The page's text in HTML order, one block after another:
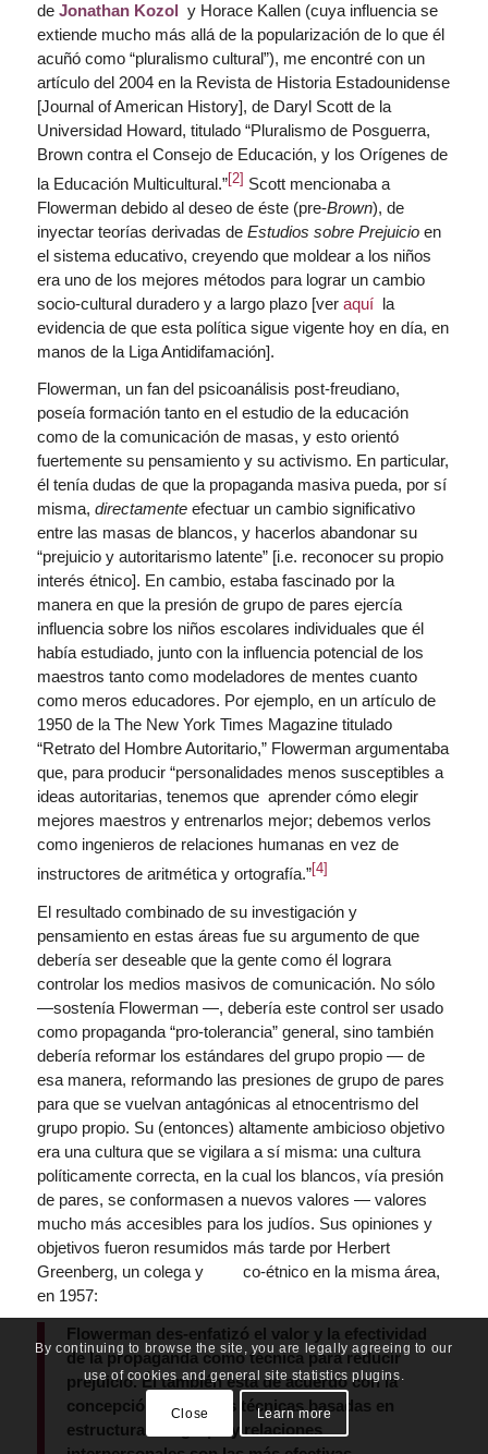
de Jonathan Kozol y Horace Kallen (cuya influencia se
extiende mucho más allá de la popularización de lo que él
acuñó como “pluralismo cultural”), me encontré con un
artículo del 2004 en la Revista de Historia Estadounidense
[Journal of American History], de Daryl Scott de la
Universidad Howard, titulado “Pluralismo de Posguerra,
Brown contra el Consejo de Educación, y los Orígenes de
la Educación Multicultural.”[2] Scott mencionaba a
Flowerman debido al deseo de éste (pre-Brown), de
inyectar teorías derivadas de Estudios sobre Prejuicioen
el sistema educativo, creyendo que moldear a los niños
era uno de los mejores métodos para lograr un cambio
socio-cultural duradero y a largo plazo [ver aquíla
evidencia de que esta política sigue vigente hoy en día, en
manos de la Liga Antidifamación].
Flowerman, un fan del psicoanálisis post-freudiano,
poseía formación tanto en el estudio de la educación
como de la comunicación de masas, y esto orientó
fuertemente su pensamiento y su activismo. En particular,
él tenía dudas de que la propaganda masiva pueda, por sí
misma, directamenteefectuar un cambio significativo
entre las masas de blancos, y hacerlos abandonar su
“prejuicio y autoritarismo latente” [i.e. reconocer su propio
interés étnico]. En cambio, estaba fascinado por la
manera en que la presión de grupo de pares ejercía
influencia sobre los niños escolares individuales que él
había estudiado, junto con la influencia potencial de los
maestros tanto como modeladores de mentes cuanto
como meros educadores. Por ejemplo, en un artículo de
1950 de la The New York Times Magazine titulado
“Retrato del Hombre Autoritario,” Flowerman argumentaba
que, para producir “personalidades menos susceptibles a
ideas autoritarias, tenemos que aprender cómo elegir
mejores maestros y entrenarlos mejor; debemos verlos
como ingenieros de relaciones humanas en vez de
instructores de aritmética y ortografía.”[4]
El resultado combinado de su investigación y
pensamiento en estas áreas fue su argumento de que
debería ser deseable que la gente como él lograra
controlar los medios masivos de comunicación. No sólo
—sostenía Flowerman —, debería este control ser usado
como propaganda “pro-tolerancia” general, sino también
debería reformar los estándares del grupo propio — de
esa manera, reformando las presiones de grupo de pares
para que se vuelvan antagónicas al etnocentrismo del
grupo propio. Su (entonces) altamente ambicioso objetivo
era una cultura que se vigilara a sí misma: una cultura
políticamente correcta, en la cual los blancos, vía presión
de pares, se conformasen a nuevos valores — valores
mucho más accesibles para los judíos. Sus opiniones y
objetivos fueron resumidos más tarde por Herbert
Greenberg, un colega y co-étnico en la misma área,
en 1957:
Flowerman des-enfatizó el valor y la efectividad
de la propaganda como técnica para reducir
prejuicio. Él también está de acuerdo con la
concepción de que las técnicas basadas en
estructuras de grupo y relaciones
By continuing to browse the site, you are legally agreeing to our
use of cookies and general site statistics plugins.
Close Learn more